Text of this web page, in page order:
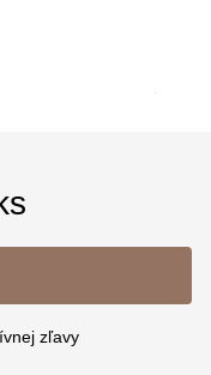
zľavy